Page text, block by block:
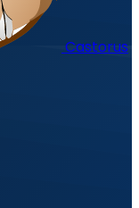
Castorus